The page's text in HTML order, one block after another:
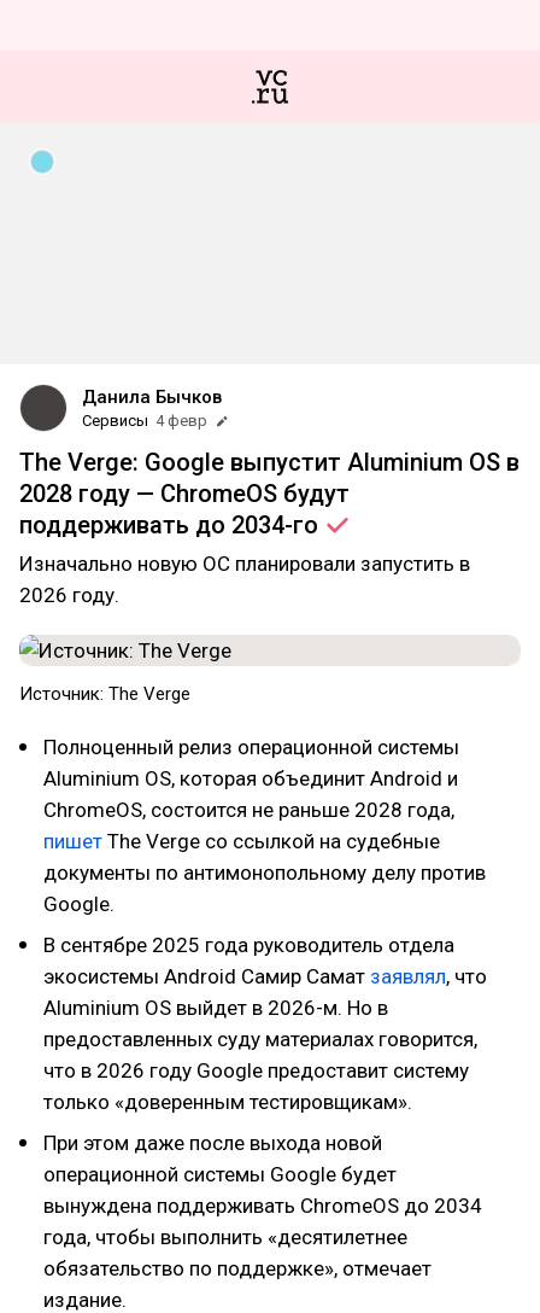
Данила Бычков
Сервисы 4 февр
The Verge: Google выпустит Aluminium OS в
2028 году — ChromeOS будут
поддерживать до 2034-го
Изначально новую ОС планировали запустить в
2026 году.
Источник: The Verge
Полноценный релиз операционной системы
Aluminium OS, которая объединит Android и
ChromeOS, состоится не раньше 2028 года,
пишет The Verge со ссылкой на судебные
документы по антимонопольному делу против
Google.
В сентябре 2025 года руководитель отдела
экосистемы Android Самир Самат заявлял, что
Aluminium OS выйдет в 2026-м. Но в
предоставленных суду материалах говорится,
что в 2026 году Google предоставит систему
только «доверенным тестировщикам».
При этом даже после выхода новой
операционной системы Google будет
вынуждена поддерживать ChromeOS до 2034
года, чтобы выполнить «десятилетнее
обязательство по поддержке», отмечает
издание.